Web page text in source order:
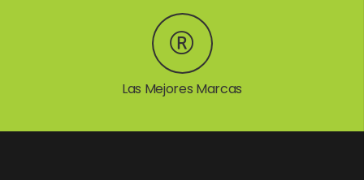
Las Mejores Marcas